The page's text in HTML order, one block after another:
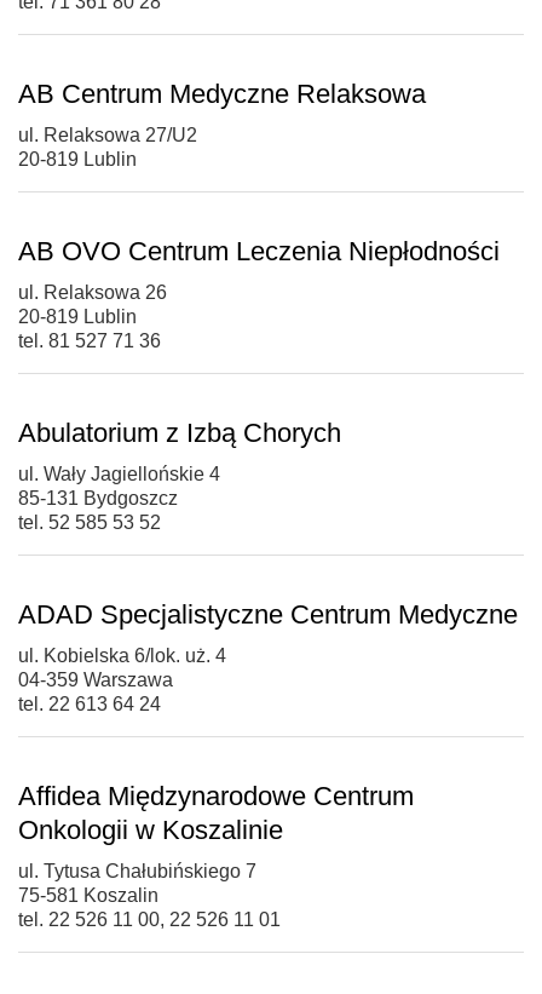
AB Centrum Medyczne Relaksowa
ul. Relaksowa 27/U2
20-819 Lublin
AB OVO Centrum Leczenia Niepłodności
ul. Relaksowa 26
20-819 Lublin
tel. 81 527 71 36
Abulatorium z Izbą Chorych
ul. Wały Jagiellońskie 4
85-131 Bydgoszcz
tel. 52 585 53 52
ADAD Specjalistyczne Centrum Medyczne
ul. Kobielska 6/lok. uż. 4
04-359 Warszawa
tel. 22 613 64 24
Affidea Międzynarodowe Centrum
Onkologii w Koszalinie
ul. Tytusa Chałubińskiego 7
75-581 Koszalin
tel. 22 526 11 00, 22 526 11 01